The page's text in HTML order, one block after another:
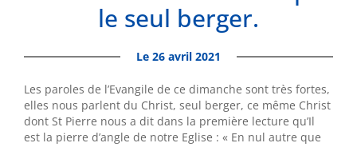
le seul berger.
Le 26 avril 2021
Les paroles de l’Evangile de ce dimanche sont très fortes,
elles nous parlent du Christ, seul berger, ce même Christ
dont St Pierre nous a dit dans la première lecture qu’Il
est la pierre d’angle de notre Eglise : « En nul autre que